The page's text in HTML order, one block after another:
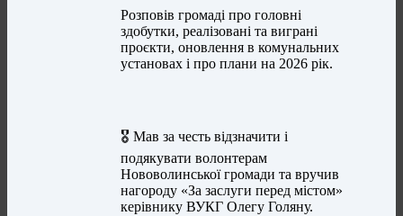
Розповів громаді про головні
здобутки, реалізовані та виграні
проєкти, оновлення в комунальних
установах і про плани на 2026 рік.
🎖️ Мав за честь відзначити і
подякувати волонтерам
Нововолинської громади та вручив
нагороду «За заслуги перед містом»
керівнику ВУКГ Олегу Голяну.